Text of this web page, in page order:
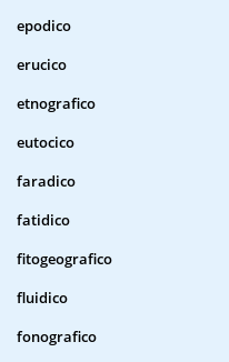
epodico
erucico
etnografico
eutocico
faradico
fatidico
fitogeografico
fluidico
fonografico